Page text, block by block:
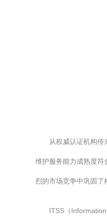
从权威认证机构
维护服务能力成熟度符
烈的市场竞争中巩固了
ITSS（